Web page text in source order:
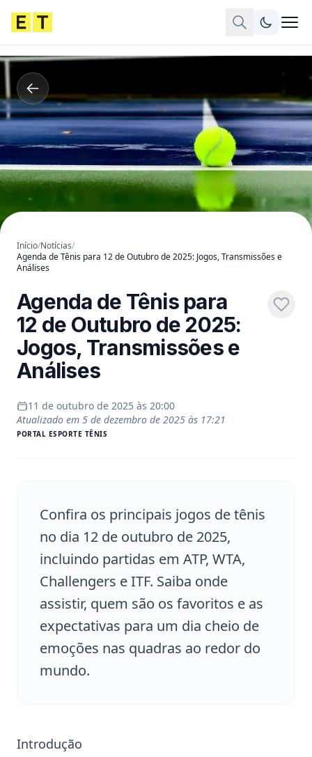
Início/Notícias/
Agenda de Tênis para 12 de Outubro de 2025: Jogos, Transmissões e
Análises
Agenda de Tênis para
12 de Outubro de 2025:
Jogos, Transmissões e
Análises
11 de outubro de 2025 às 20:00
Atualizado em 5 de dezembro de 2025 às 17:21
PORTAL ESPORTE TÊNIS
Confira os principais jogos de tênis
no dia 12 de outubro de 2025,
incluindo partidas em ATP, WTA,
Challengers e ITF. Saiba onde
assistir, quem são os favoritos e as
expectativas para um dia cheio de
emoções nas quadras ao redor do
mundo.
Introdução